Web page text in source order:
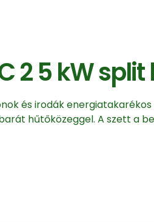
2 5 kW
és irodák
hűtőközeggel. A szett a